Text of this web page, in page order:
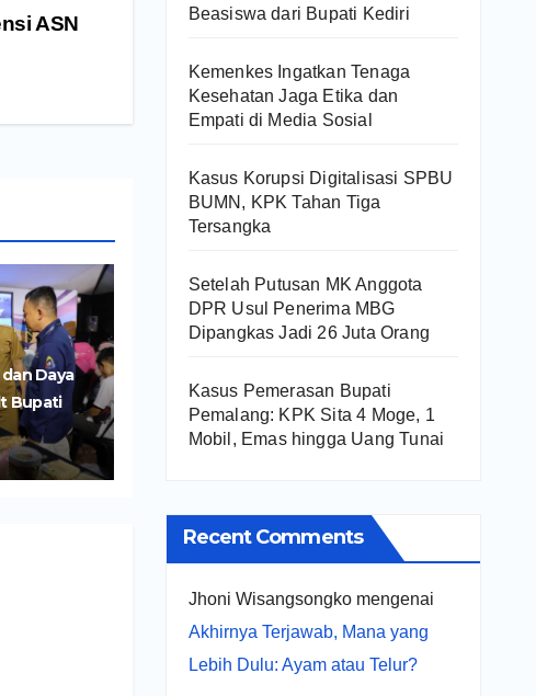
ASN
Daya
Bupati
UMKM
Beasiswa dari Bupati Kediri
Kemenkes Ingatkan Tenaga
Kesehatan Jaga Etika dan
Empati di Media Sosial
Kasus Korupsi Digitalisasi SPBU
BUMN, KPK Tahan Tiga
Tersangka
Setelah Putusan MK Anggota
DPR Usul Penerima MBG
Dipangkas Jadi 26 Juta Orang
Kasus Pemerasan Bupati
Pemalang: KPK Sita 4 Moge, 1
Mobil, Emas hingga Uang Tunai
Recent Comments
Jhoni Wisangsongkomengenai
Akhirnya Terjawab, Mana yang
Lebih Dulu: Ayam atau Telur?